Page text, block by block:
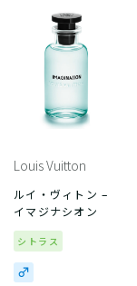
Louis Vuitton
ルイ・ヴィトン –
イマジナシオン
シトラス